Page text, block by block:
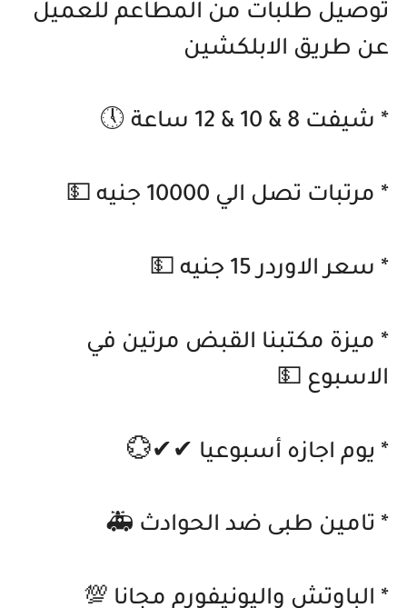
توصيل طلبات من المطاعم للعميل
عن طريق الابلكشين
* شيفت 8 & 10 & 12 ساعة 🕔
* مرتبات تصل الي 10000 جنيه 💵
* سعر الاوردر 15 جنيه 💵
* ميزة مكتبنا القبض مرتين في
الاسبوع 💵
* يوم اجازه أسبوعيا ✔✔💮
* تامين طبى ضد الحوادث 🚑
* الباوتش واليونيفورم مجانا 💯